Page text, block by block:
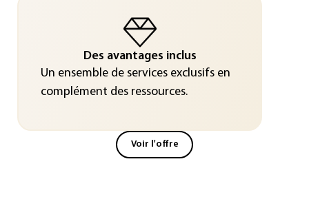
Des avantages inclus
Un ensemble de services exclusifs en
complément des ressources.
Voir l'offre